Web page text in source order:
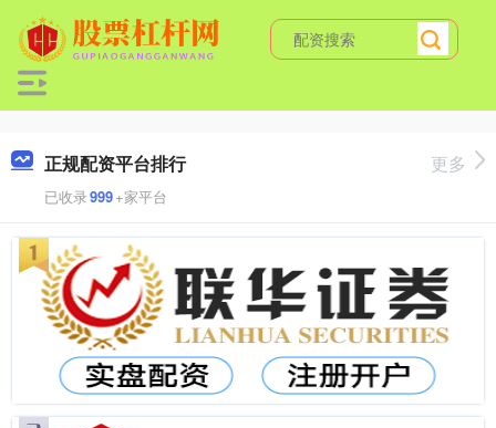
正规配资平台排行
已收录999+家平台
更多